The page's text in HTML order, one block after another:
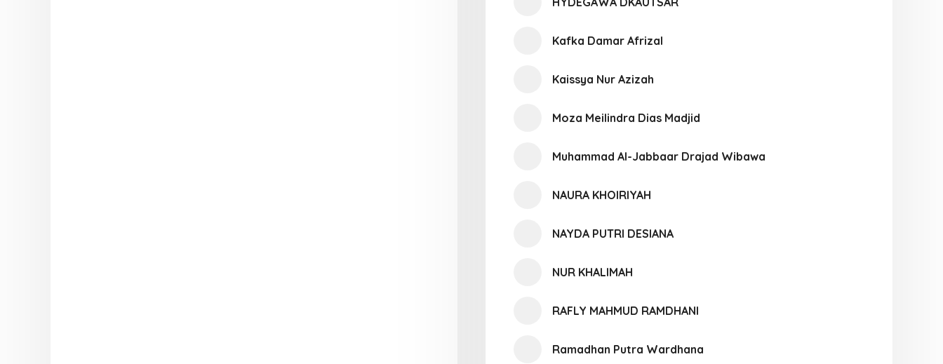
Kafka Damar Afrizal
Kaissya Nur Azizah
Moza Meilindra Dias Madjid
Muhammad Al-Jabbaar Drajad Wibawa
NAURA KHOIRIYAH
NAYDA PUTRI DESIANA
NUR KHALIMAH
RAFLY MAHMUD RAMDHANI
Ramadhan Putra Wardhana